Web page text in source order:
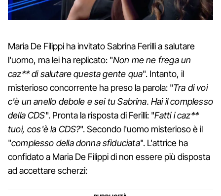
Maria De Filippi ha invitato Sabrina Ferilli a salutare
l'uomo, ma lei ha replicato: "Non me ne frega un
caz** di salutare questa gente qua". Intanto, il
misterioso concorrente ha preso la parola: "Tra di voi
c'è un anello debole e sei tu Sabrina. Hai il complesso
della CDS". Pronta la risposta di Ferilli: "Fatti i caz**
tuoi, cos'è la CDS?". Secondo l'uomo misterioso è il
"complesso della donna sfiduciata". L'attrice ha
confidato a Maria De Filippi di non essere più disposta
ad accettare scherzi: